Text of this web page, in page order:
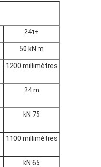
24t+
50 kN.m
1200 millimètres
24 m
kN 75
1100 millimètres
kN 65